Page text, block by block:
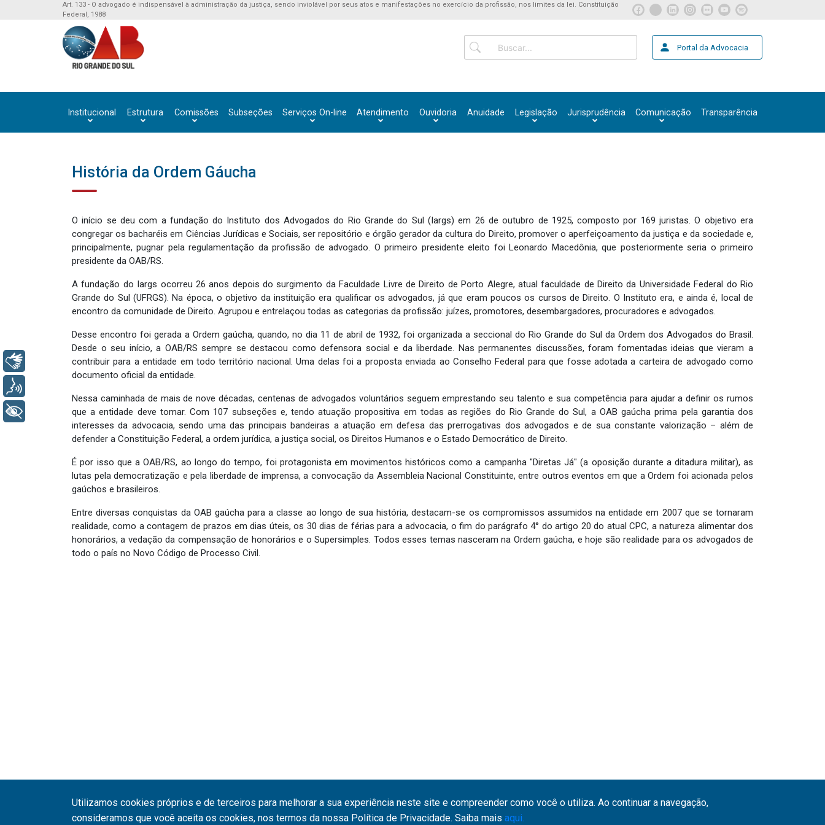
Art. 133 - O advogado é indispensável à administração da justiça, sendo inviolável por seus atos e manifestações no exercício da profissão, nos limites da lei. Constituição
Federal, 1988
Portal da Advocacia
Institucional Estrutura Comissões Subseções Serviços On-line Atendimento Ouvidoria Anuidade Legislação Jurisprudência Comunicação Transparência
História da Ordem Gáucha
O início se deu com a fundação do Instituto dos Advogados do Rio Grande do Sul (Iargs) em 26 de outubro de 1925, composto por 169 juristas. O objetivo era
congregar os bacharéis em Ciências Jurídicas e Sociais, ser repositório e órgão gerador da cultura do Direito, promover o aperfeiçoamento da justiça e da sociedade e,
principalmente, pugnar pela regulamentação da profissão de advogado. O primeiro presidente eleito foi Leonardo Macedônia, que posteriormente seria o primeiro
presidente da OAB/RS.
A fundação do Iargs ocorreu 26 anos depois do surgimento da Faculdade Livre de Direito de Porto Alegre, atual faculdade de Direito da Universidade Federal do Rio
Grande do Sul (UFRGS). Na época, o objetivo da instituição era qualificar os advogados, já que eram poucos os cursos de Direito. O Instituto era, e ainda é, local de
encontro da comunidade de Direito. Agrupou e entrelaçou todas as categorias da profissão: juízes, promotores, desembargadores, procuradores e advogados.
Desse encontro foi gerada a Ordem gaúcha, quando, no dia 11 de abril de 1932, foi organizada a seccional do Rio Grande do Sul da Ordem dos Advogados do Brasil.
Desde o seu início, a OAB/RS sempre se destacou como defensora social e da liberdade. Nas permanentes discussões, foram fomentadas ideias que vieram a
contribuir para a entidade em todo território nacional. Uma delas foi a proposta enviada ao Conselho Federal para que fosse adotada a carteira de advogado como
documento oficial da entidade.
Nessa caminhada de mais de nove décadas, centenas de advogados voluntários seguem emprestando seu talento e sua competência para ajudar a definir os rumos
que a entidade deve tomar. Com 107 subseções e, tendo atuação propositiva em todas as regiões do Rio Grande do Sul, a OAB gaúcha prima pela garantia dos
interesses da advocacia, sendo uma das principais bandeiras a atuação em defesa das prerrogativas dos advogados e de sua constante valorização – além de
defender a Constituição Federal, a ordem jurídica, a justiça social, os Direitos Humanos e o Estado Democrático de Direito.
É por isso que a OAB/RS, ao longo do tempo, foi protagonista em movimentos históricos como a campanha "Diretas Já" (a oposição durante a ditadura militar), as
lutas pela democratização e pela liberdade de imprensa, a convocação da Assembleia Nacional Constituinte, entre outros eventos em que a Ordem foi acionada pelos
gaúchos e brasileiros.
Entre diversas conquistas da OAB gaúcha para a classe ao longo de sua história, destacam-se os compromissos assumidos na entidade em 2007 que se tornaram
realidade, como a contagem de prazos em dias úteis, os 30 dias de férias para a advocacia, o fim do parágrafo 4° do artigo 20 do atual CPC, a natureza alimentar dos
honorários, a vedação da compensação de honorários e o Supersimples. Todos esses temas nasceram na Ordem gaúcha, e hoje são realidade para os advogados de
todo o país no Novo Código de Processo Civil.
Utilizamos cookies próprios e de terceiros para melhorar a sua experiência neste site e compreender como você o utiliza. Ao continuar a navegação,
consideramos que você aceita os cookies, nos termos da nossa Política de Privacidade. Saiba mais aqui.
+ Acessibilidade